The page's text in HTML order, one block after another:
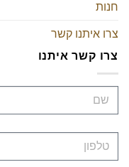
חנות
צרו איתנו קשר
צרו קשר איתנו